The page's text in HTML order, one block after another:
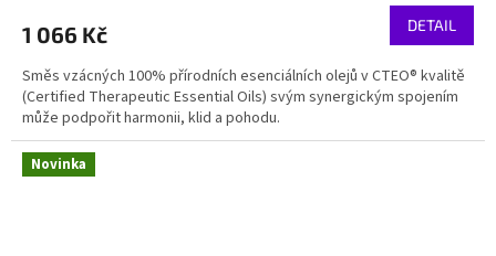
1 066 Kč DETAIL
Směs vzácných 100% přírodních esenciálních olejů v CTEO® kvalitě
(Certified Therapeutic Essential Oils) svým synergickým spojením
může podpořit harmonii, klid a pohodu.
Novinka